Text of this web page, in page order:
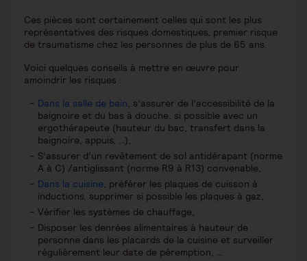
Ces pièces sont certainement celles qui sont les plus
représentatives des risques domestiques, premier risque
de traumatisme chez les personnes de plus de 65 ans.
Voici quelques conseils à mettre en œuvre pour
amoindrir les risques :
Dans la salle de bain, s’assurer de l’accessibilité de la
baignoire et du bas à douche, si possible avec un
ergothérapeute (hauteur du bac, transfert dans la
baignoire, appuis, …),
S’assurer d’un revêtement de sol antidérapant (norme
A à C) /antiglissant (norme R9 à R13) convenable,
Dans la cuisine, préférer les plaques de cuisson à
inductions, supprimer si possible les plaques à gaz,
Vérifier les systèmes de chauffage,
Disposer les denrées alimentaires à hauteur de
personne dans les placards de la cuisine et surveiller
régulièrement leur date de péremption, …